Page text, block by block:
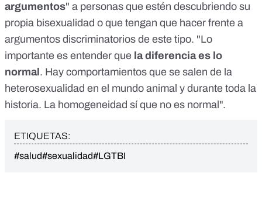
argumentos" a personas que estén descubriendo su
propia bisexualidad o que tengan que hacer frente a
argumentos discriminatorios de este tipo. "Lo
importante es entender que la diferencia es lo
normal . Hay comportamientos que se salen de la
heterosexualidad en el mundo animal y durante toda la
historia. La homogeneidad sí que no es normal".
ETIQUETAS:
#salud#sexualidad#LGTBI